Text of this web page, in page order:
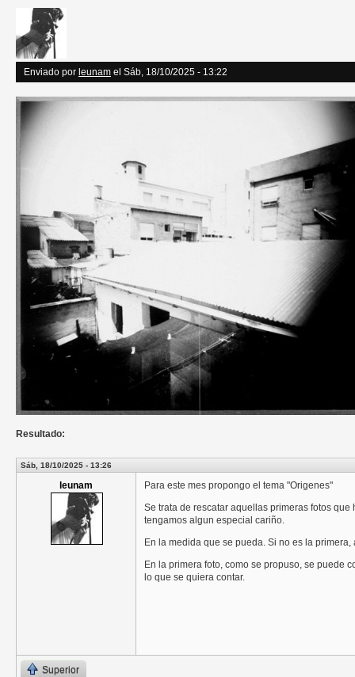
Enviado por leunam el Sáb, 18/10/2025 - 13:22
Resultado:
Sáb, 18/10/2025 - 13:26
leunam
Para este mes propongo el tema "Origenes"
Se trata de rescatar aquellas primeras fotos
tengamos algun especial cariño.
En la medida que se pueda. Si no es la
En la primera foto, como se propuso, se puede
lo que se quiera contar.
Superior